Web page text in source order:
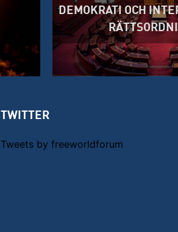
DEMOKRATI OCH
TWITTER
Tweets by freeworldforum